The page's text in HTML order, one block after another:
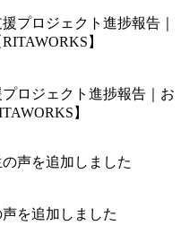
ロジェクト進捗報告｜お
】
を追加しました